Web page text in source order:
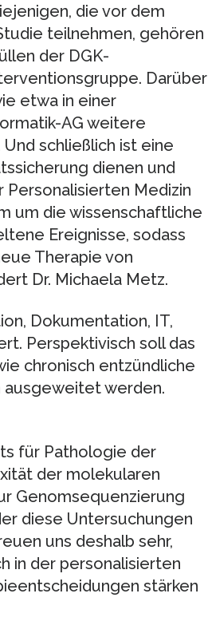
die vor dem
teilnehmen, gehören
der DGK-
Darüber
etwa in einer
AG weitere
schließlich ist eine
dienen und
Medizin
um die wissenschaftliche
Ereignisse, sodass
Therapie von
Dr. Michaela Metz.
Dokumentation, IT,
Perspektivisch soll das
chronisch entzündliche
werden.
für Pathologie der
der molekularen
Genomsequenzierung
diese Untersuchungen
uns deshalb sehr,
in der personalisierten
stärken